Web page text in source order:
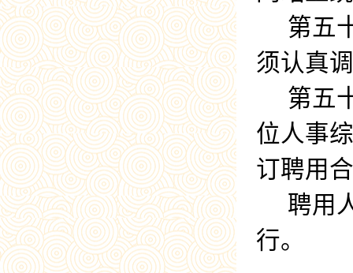
第五
须认真
第五
位人事
订聘用
聘用
行。